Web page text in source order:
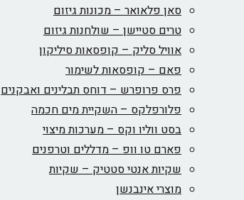
סאן פלאואר – מכונות גיזום
טרים סטיישן – שולחנות גיזום
אוויל סליק – קופסאות סיליקון
פאם – קופסאות לשימור
פרס פרופרש – דוחס תבלינים ואבקנים
פלורפלקס – השקיית מים חכמה
בסט ווליו וקס – מערכות מיצוי
פארם טו וופ – מדללים וטרפנים
שקיות אנטי סטטיק – שקיות
מוצרי אינבנשן